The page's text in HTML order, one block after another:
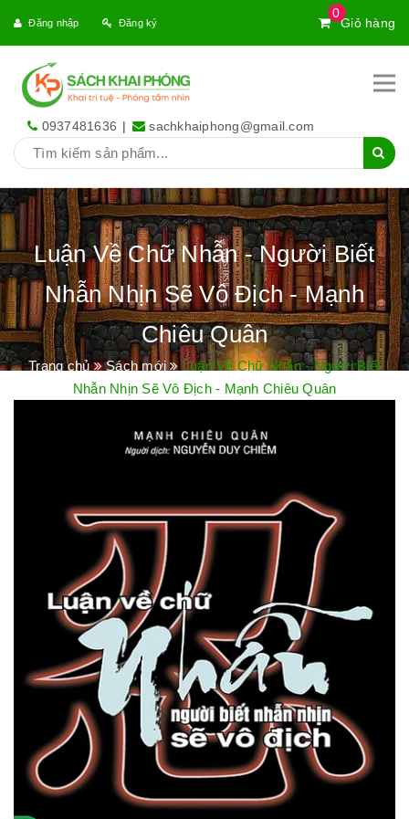
0
Giỏ hàng
Đăng nhập Đăng ký
0937481636 | sachkhaiphong@gmail.com
Luận Về Chữ Nhẫn - Người Biết
Nhẫn Nhịn Sẽ Vô Địch - Mạnh
Chiêu Quân
Trang chủ Sách mới
Luận Về Chữ Nhẫn - Người Biết
Nhẫn Nhịn Sẽ Vô Địch - Mạnh Chiêu Quân